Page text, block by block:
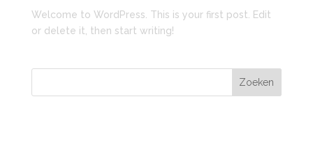
Welcome to WordPress. This is your first post. Edit
or delete it, then start writing!
Zoeken